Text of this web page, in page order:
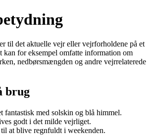
til det aktuelle vejr eller vejrforholdene på et
kan for eksempel omfatte information om
nedbørsmængden og andre vejrrelaterede
brug
fantastisk med solskin og blå himmel.
godt i det milde vejrliget.
at blive regnfuldt i weekenden.